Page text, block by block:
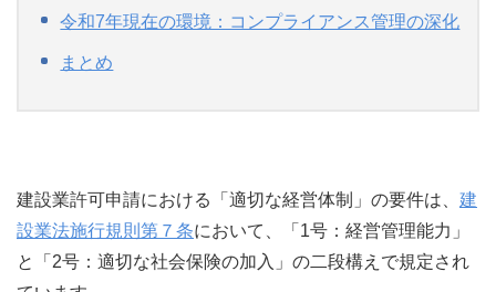
令和7年現在の環境：コンプライアンス管理の深化
まとめ
建設業許可申請における「適切な経営体制」の要件は、 建
設業法施行規則第７条において、「1号：経営管理能力」
と「2号：適切な社会保険の加入」の二段構えで規定され